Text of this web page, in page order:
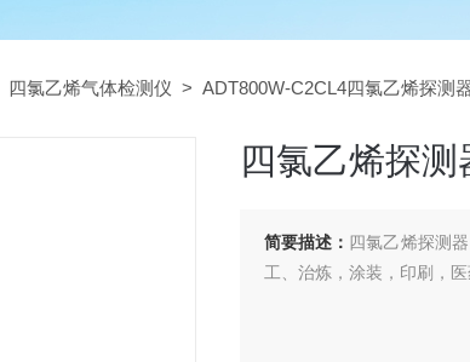
四氯乙烯气体检测仪 > ADT800W-C2CL4四氯乙烯探测
四氯乙烯探
简要描述： 四氯乙烯探测
工、治炼，涂装，印刷，医